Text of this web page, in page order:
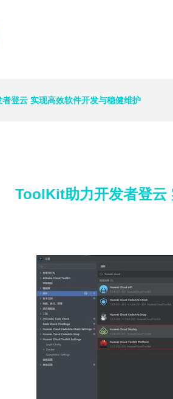
登云 实现高效软件开发与稳健维护
ToolKit助力开发者登云